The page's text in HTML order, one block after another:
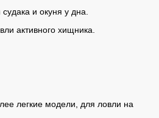
и окуня у дна.
активного хищника.
легкие модели, для ловли на